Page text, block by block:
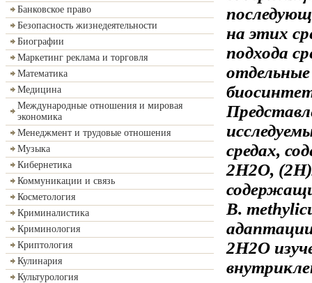
Банковское право
Безопасность жизнедеятельности
Биографии
Маркетинг реклама и торговля
Математика
Медицина
Международные отношения и мировая
экономика
Менеджмент и трудовые отношения
Музыка
Кибернетика
Коммуникации и связь
Косметология
Криминалистика
Криминология
Криптология
Кулинария
Культурология
на этих
подхода
средах,
2H2О, (2
B.
2Н2О